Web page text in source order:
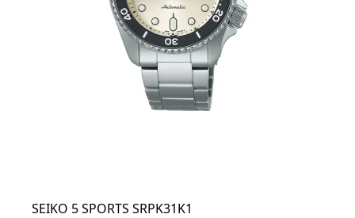
SEIKO 5 SPORTS SRPK31K1